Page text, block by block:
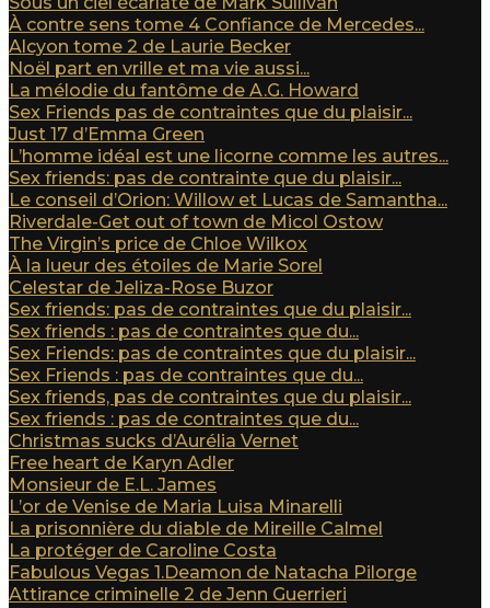
À contre sens tome 4 Confiance de Mercedes...
Alcyon tome 2 de Laurie Becker
Noël part en vrille et ma vie aussi...
La mélodie du fantôme de A.G. Howard
Sex Friends pas de contraintes que du plaisir...
Just 17 d’Emma Green
L’homme idéal est une licorne comme les autres...
Sex friends: pas de contrainte que du plaisir...
Le conseil d’Orion: Willow et Lucas de Samantha...
Riverdale-Get out of town de Micol Ostow
The Virgin’s price de Chloe Wilkox
À la lueur des étoiles de Marie Sorel
Celestar de Jeliza-Rose Buzor
Sex friends: pas de contraintes que du plaisir...
Sex friends : pas de contraintes que du...
Sex Friends: pas de contraintes que du plaisir...
Sex Friends : pas de contraintes que du...
Sex friends, pas de contraintes que du plaisir...
Sex friends : pas de contraintes que du...
Christmas sucks d’Aurélia Vernet
Free heart de Karyn Adler
Monsieur de E.L. James
L’or de Venise de Maria Luisa Minarelli
La prisonnière du diable de Mireille Calmel
La protéger de Caroline Costa
Fabulous Vegas 1.Deamon de Natacha Pilorge
Attirance criminelle 2 de Jenn Guerrieri